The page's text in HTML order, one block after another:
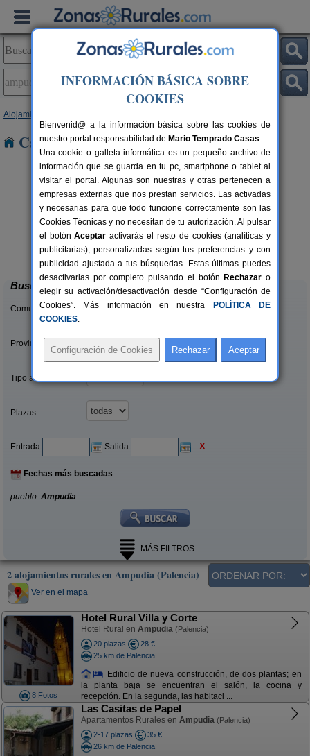
Alojamientos
Casas Rurales en Ampudia
14 pers.
desde30 €
La Casona de Támara
Támara de Campos (Palencia)
Buscar
Comunidades:
Provincias/Islas:
Tipo alquiler:
Plazas:
Entrada: Salida: X
Fechas más buscadas
pueblo: Ampudia
MÁS FILTROS
2 alojamientos rurales en Ampudia (Palencia)
Ver en el mapa
8 Fotos
Hotel Rural Villa y Corte
Hotel Rural en Ampudia (Palencia)
20 plazas
28 €
25 km de Palencia
Edificio de nueva construcción, de dos plantas; en
la planta baja se encuentran el salón, la cocina y
recepción. En la segunda, las habitaci ...
Las Casitas de Papel
Apartamentos Rurales en Ampudia (Palencia)
2-17 plazas
35 €
26 km de Palencia
INFORMACIÓN BÁSICA SOBRE
COOKIES
Bienvenid@ a la información básica sobre las cookies de
nuestro portal responsabilidad de Mario Temprado Casas.
Una cookie o galleta informática es un pequeño archivo de
información que se guarda en tu pc, smartphone o tablet al
visitar el portal. Algunas son nuestras y otras pertenecen a
empresas externas que nos prestan servicios. Las activadas
y necesarias para que todo funcione correctamente son las
Cookies Técnicas y no necesitan de tu autorización. Al pulsar
el botónAceptar activarás el resto de cookies (analíticas y
publicitarias), personalizadas según tus preferencias y con
publicidad ajustada a tus búsquedas. Estas últimas puedes
desactivarlas por completo pulsando el botón Rechazar o
elegir su activación/desactivación desde “Configuración de
Cookies”. Más información en nuestra
POLÍTICA DE
COOKIES.